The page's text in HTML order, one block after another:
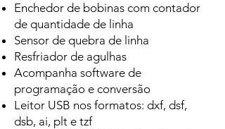
Enchedor de bobinas com contador
de quantidade de linha
Sensor de quebra de linha
Resfriador de agulhas
Acompanha software de
programação e conversão
Leitor USB nos formatos: dxf, dsf,
dsb, ai, plt e tzf